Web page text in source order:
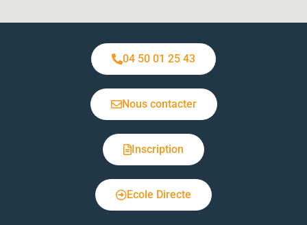
04 50 01 25 43
Nous contacter
Inscription
Ecole Directe